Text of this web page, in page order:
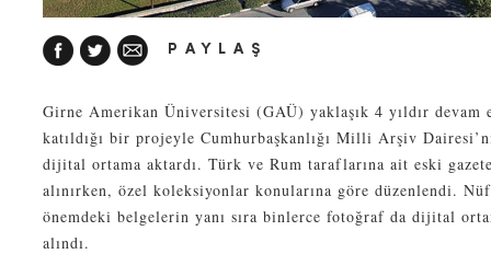
PAYLAŞ
Girne Amerikan Üniversitesi (GAÜ) yaklaşık 4 yıldır devam
katıldığı bir projeyle Cumhurbaşkanlığı Milli Arşiv
dijital ortama aktardı. Türk ve Rum taraflarına ait eski
alınırken, özel koleksiyonlar konularına göre düzenlendi.
önemdeki belgelerin yanı sıra binlerce fotoğraf da dijital
alındı.